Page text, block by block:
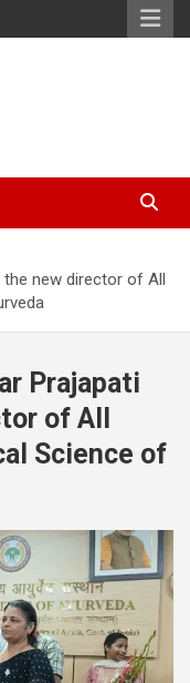
new director of All
Prajapati
of All
Science of